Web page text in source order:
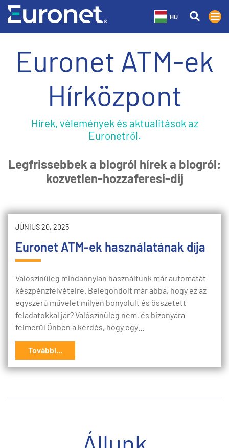
HU
Euronet ATM-ek
Hírközpont
Hírek, vélemények és aktualitások az
Euronetről.
Legfrissebbek a blogról hírek a blogról:
kozvetlen-hozzaferesi-dij
JÚNIUS 20, 2025
Euronet ATM-ek használatának díja
Valószínűleg mindannyian használtunk már automatát
készpénzfelvételre. Belegondolt már abba, hogy ez az
egyszerű művelet milyen bonyolult és összetett
feladatokkal jár? Valószínűleg nem, és bizonyára
felmerül Önben a kérdés, hogy egy…
További...